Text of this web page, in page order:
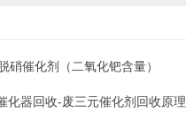
硝催化剂（二氧化钯含量）
化器回收-废三元催化剂回收原理